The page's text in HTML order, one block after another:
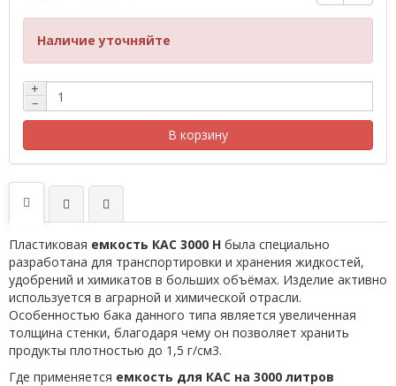
Наличие уточняйте
+
−
В корзину
Пластиковая емкость КАС 3000 Н была специально
разработана для транспортировки и хранения жидкостей,
удобрений и химикатов в больших объёмах. Изделие активно
используется в аграрной и химической отрасли.
Особенностью бака данного типа является увеличенная
толщина стенки, благодаря чему он позволяет хранить
продукты плотностью до 1,5 г/см3.
Где применяется емкость для КАС на 3000 литров